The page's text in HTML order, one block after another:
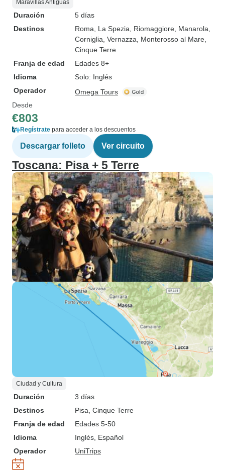
Maravillas Antiguas
Duración
5 días
Destinos
Roma , La Spezia , Riomaggiore , Manarola
Corniglia , Vernazza , Monterosso al Mare
Cinque Terre
Franja de edad
Edades 8+
Idioma
Solo: Inglés
Operador
Omega Tours
Desde
€803
Regístrate para acceder a los descuentos
Descargar folleto Ver circuito
Toscana: Pisa + 5 Terre
Ciudad y Cultura
Duración
3 días
Destinos
Pisa , Cinque Terre
Franja de edad
Edades 5-50
Idioma
Inglés, Español
Operador
UniTrips